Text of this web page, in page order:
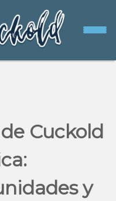
Cuckold
y